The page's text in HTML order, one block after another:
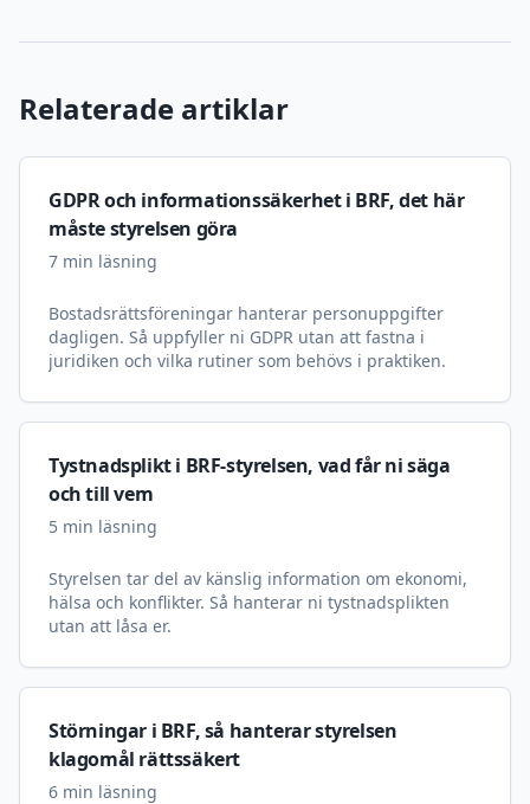
Relaterade artiklar
GDPR och informationssäkerhet i BRF, det här
måste styrelsen göra
7 min läsning
Bostadsrättsföreningar hanterar personuppgifter
dagligen. Så uppfyller ni GDPR utan att fastna i
juridiken och vilka rutiner som behövs i praktiken.
Tystnadsplikt i BRF-styrelsen, vad får ni säga
och till vem
5 min läsning
Styrelsen tar del av känslig information om ekonomi,
hälsa och konflikter. Så hanterar ni tystnadsplikten
utan att låsa er.
Störningar i BRF, så hanterar styrelsen
klagomål rättssäkert
6 min läsning